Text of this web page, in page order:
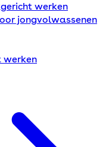
werken
jongvolwassenen
werken